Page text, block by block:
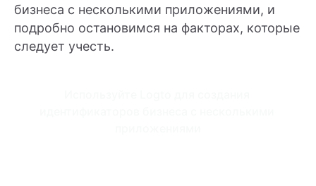
бизнеса с несколькими приложениями, и
подробно остановимся на факторах, которые
следует учесть.